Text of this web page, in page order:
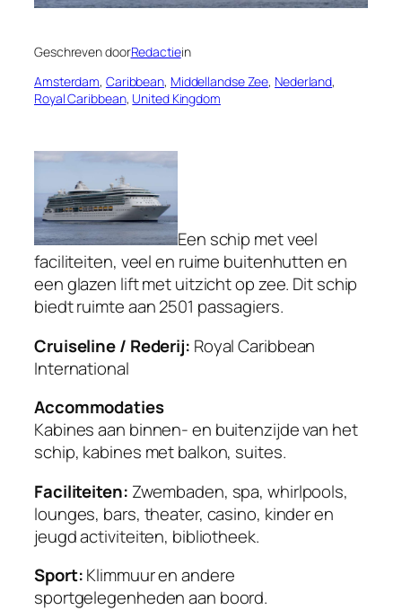
Geschreven doorRedactiein
Amsterdam, Caribbean, Middellandse Zee, Nederland
Royal Caribbean, United Kingdom
Een schip met veel
faciliteiten, veel en ruime buitenhutten en
een glazen lift met uitzicht op zee. Dit schip
biedt ruimte aan 2501 passagiers.
Cruiseline / Rederij: Royal Caribbean
International
Accommodaties
Kabines aan binnen- en buitenzijde van het
schip, kabines met balkon, suites.
Faciliteiten: Zwembaden, spa, whirlpools,
lounges, bars, theater, casino, kinder en
jeugd activiteiten, bibliotheek.
Sport:Klimmuur en andere
sportgelegenheden aan boord.